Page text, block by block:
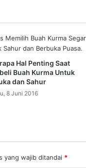
Hal Penting Saat
Buah Kurma Untuk
dan Sahur
8 Juni 2016
yang wajib ditandai *